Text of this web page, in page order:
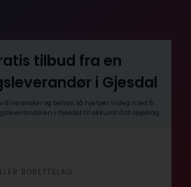
tilbud fra en
i Gjesdal
dine ønsker og behov, så hjelper vi deg med å
i Gjesdal til akkurat ditt oppdrag.
BORETTSLAG